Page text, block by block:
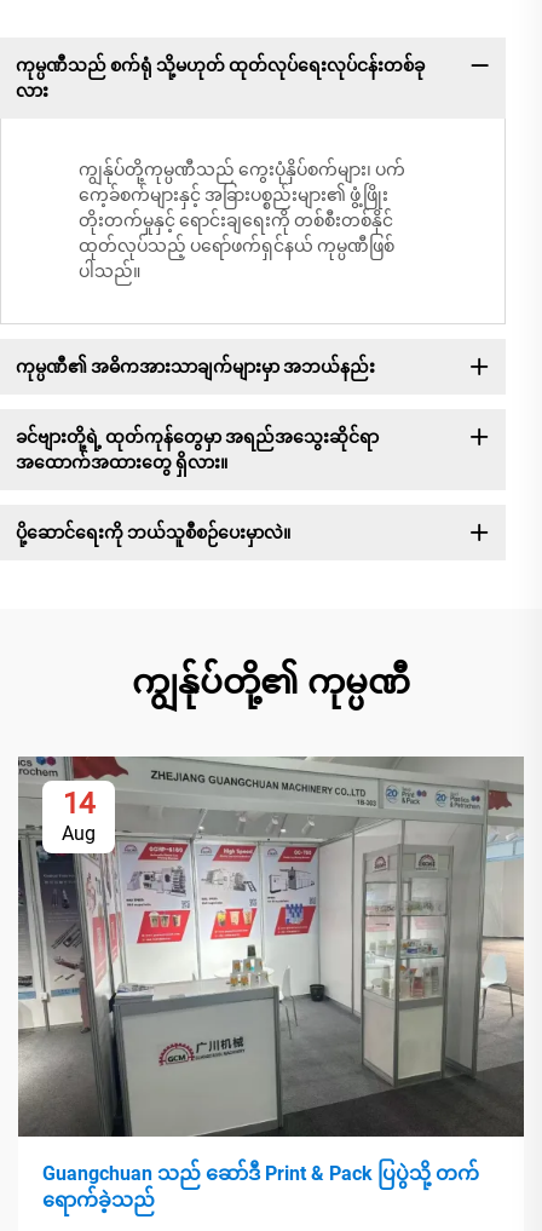
ကုမ္ပဏီသည် စက်ရုံ သို့မဟုတ် ထုတ်လုပ်ရေးလုပ်ငန်းတစ်ခု
လား
ကျွန်ုပ်တို့ကုမ္ပဏီသည် ကွေးပုံနှိပ်စက်များ၊ ပက်
ကေ့ခ်စက်များနှင့် အခြားပစ္စည်းများ၏ ဖွံ့ဖြိုး
တိုးတက်မှုနှင့် ရောင်းချရေးကို တစ်စီးတစ်နိုင်
ထုတ်လုပ်သည့် ပရော်ဖက်ရှင်နယ် ကုမ္ပဏီဖြစ်
ပါသည်။
ကုမ္ပဏီ၏ အဓိကအားသာချက်များမှာ အဘယ်နည်း
ခင်ဗျားတို့ရဲ့ ထုတ်ကုန်တွေမှာ အရည်အသွေးဆိုင်ရာ
အထောက်အထားတွေ ရှိလား။
ပို့ဆောင်ရေးကို ဘယ်သူစီစဉ်ပေးမှာလဲ။
ကျွန်ုပ်တို့၏ ကုမ္ပဏီ
14
Aug
Guangchuan သည် ဆော်ဒီ Print & Pack ပြပွဲသို့ တက်
ရောက်ခဲ့သည်